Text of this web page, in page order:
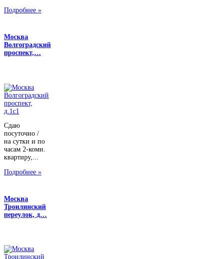
Подробнее »
Москва
Волгоградский
проспект,…
Сдаю
посуточно /
на сутки и по
часам 2-комн.
квартиру,...
Подробнее »
Москва
Троилинский
переулок, д…